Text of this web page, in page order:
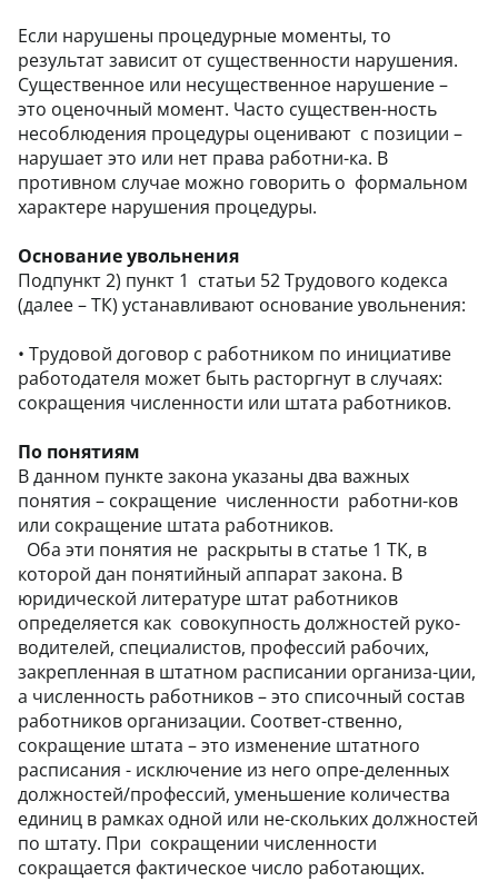
Если нарушены процедурные моменты, то
результат зависит от существенности нарушения.
Существенное или несущественное нарушение –
это оценочный момент. Часто существен-ность
несоблюдения процедуры оценивают с позиции –
нарушает это или нет права работни-ка. В
противном случае можно говорить о формальном
характере нарушения процедуры.
Основание увольнения
Подпункт 2) пункт 1 статьи 52 Трудового кодекса
(далее – ТК) устанавливают основание увольнения:
• Трудовой договор с работником по инициативе
работодателя может быть расторгнут в случаях:
сокращения численности или штата работников.
По понятиям
В данном пункте закона указаны два важных
понятия – сокращение численности работни-ков
или сокращение штата работников.
Оба эти понятия не раскрыты в статье 1 ТК, в
которой дан понятийный аппарат закона. В
юридической литературе штат работников
определяется как совокупность должностей руко-
водителей, специалистов, профессий рабочих,
закрепленная в штатном расписании организа-ции,
а численность работников – это списочный состав
работников организации. Соответ-ственно,
сокращение штата – это изменение штатного
расписания - исключение из него опре-деленных
должностей/профессий, уменьшение количества
единиц в рамках одной или не-скольких должностей
по штату. При сокращении численности
сокращается фактическое число работающих.